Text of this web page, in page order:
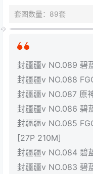
套图数量：89套
封疆疆v NO.089 碧
封疆疆v NO.088
封疆疆v NO.087 原
封疆疆v NO.086 碧
封疆疆v NO.085
[27P 210M]
封疆疆v NO.084 碧
封疆疆v NO.083 碧